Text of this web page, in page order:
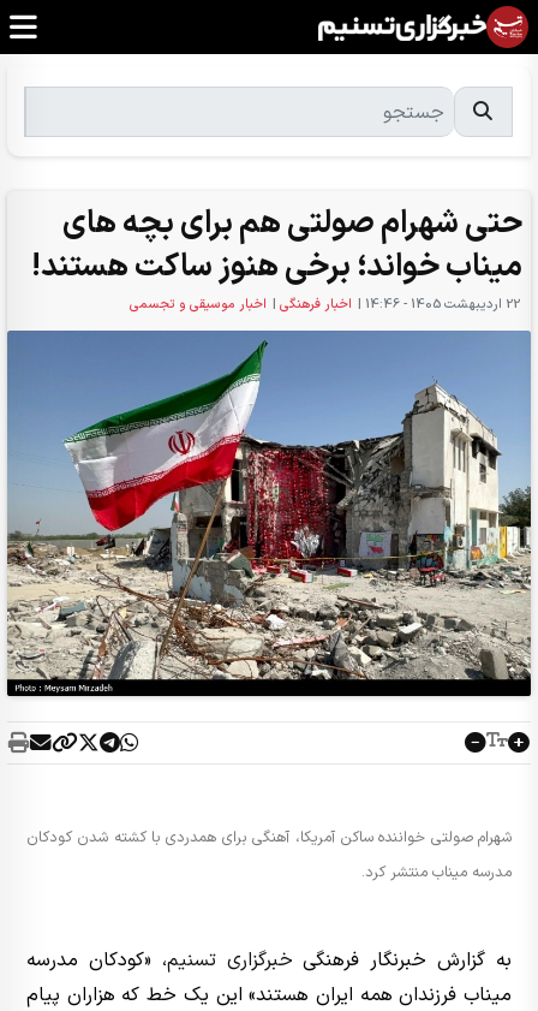
حتی شهرام صولتی هم برای بچه های
میناب خواند؛ برخی هنوز ساکت هستند!
22 ارديبهشت 1405 - 14:46 | اخبار فرهنگی | اخبار موسیقی و تجسمی
شهرام صولتی خواننده ساکن آمریکا، آهنگی برای همدردی با کشته شدن کودکان
مدرسه میناب منتشر کرد.
به گزارش خبرنگار فرهنگی خبرگزاری تسنیم، «کودکان مدرسه
میناب فرزندان همه ایران هستند» این یک خط که هزاران پیام